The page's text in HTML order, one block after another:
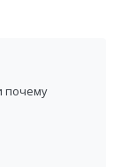
почему